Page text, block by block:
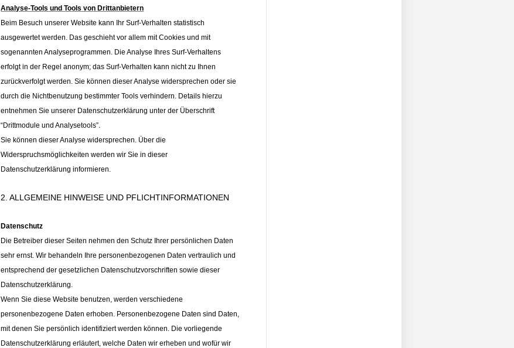
Analyse-Tools und Tools von Drittanbietern
Beim Besuch unserer Website kann Ihr Surf-Verhalten statistisch
ausgewertet werden. Das geschieht vor allem mit Cookies und mit
sogenannten Analyseprogrammen. Die Analyse Ihres Surf-Verhaltens
erfolgt in der Regel anonym; das Surf-Verhalten kann nicht zu Ihnen
zurückverfolgt werden. Sie können dieser Analyse widersprechen oder sie
durch die Nichtbenutzung bestimmter Tools verhindern. Details hierzu
entnehmen Sie unserer Datenschutzerklärung unter der Überschrift
“Drittmodule und Analysetools”.
Sie können dieser Analyse widersprechen. Über die
Widerspruchsmöglichkeiten werden wir Sie in dieser
Datenschutzerklärung informieren.
2. ALLGEMEINE HINWEISE UND PFLICHTINFORMATIONEN
Datenschutz
Die Betreiber dieser Seiten nehmen den Schutz Ihrer persönlichen Daten
sehr ernst. Wir behandeln Ihre personenbezogenen Daten vertraulich und
entsprechend der gesetzlichen Datenschutzvorschriften sowie dieser
Datenschutzerklärung.
Wenn Sie diese Website benutzen, werden verschiedene
personenbezogene Daten erhoben. Personenbezogene Daten sind Daten,
mit denen Sie persönlich identifiziert werden können. Die vorliegende
Datenschutzerklärung erläutert, welche Daten wir erheben und wofür wir